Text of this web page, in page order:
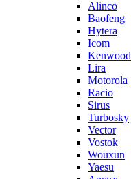
Alinco
Baofeng
Hytera
Icom
Kenwood
Lira
Motorola
Racio
Sirus
Turbosky
Vector
Vostok
Wouxun
Yaesu